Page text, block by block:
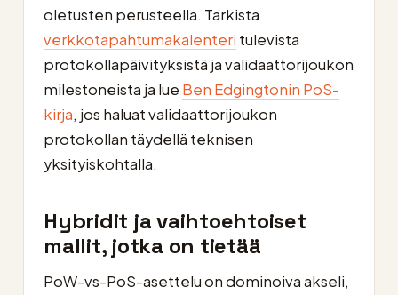
oletusten perusteella. Tarkista
verkkotapahtumakalenteri tulevista
protokollapäivityksistä ja validaattorijoukon
milestoneista ja lue Ben Edgingtonin PoS-
kirja, jos haluat validaattorijoukon
protokollan täydellä teknisen
yksityiskohtalla.
Hybridit ja vaihtoehtoiset
mallit, jotka on tietää
PoW-vs-PoS-asettelu on dominoiva akseli,